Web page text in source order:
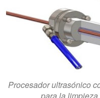
Procesador ultrasónico
para la